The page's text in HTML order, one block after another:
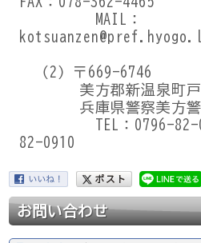
MAIL：
（2）〒669-6746
美方郡新温泉町戸
兵庫県警察美方警
TEL：0796-82-
82-0910
お問い合わせ